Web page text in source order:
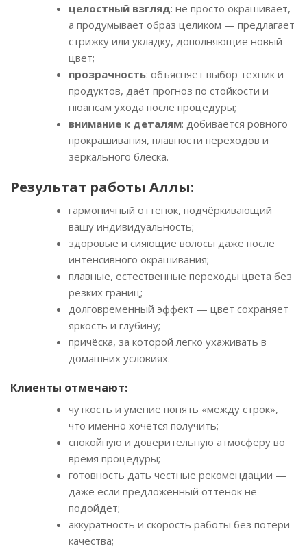
целостный взгляд: не просто окрашивает,
а продумывает образ целиком — предлагает
стрижку или укладку, дополняющие новый
цвет;
прозрачность: объясняет выбор техник и
продуктов, даёт прогноз по стойкости и
нюансам ухода после процедуры;
внимание к деталям: добивается ровного
прокрашивания, плавности переходов и
зеркального блеска.
Результат работы Аллы:
гармоничный оттенок, подчёркивающий
вашу индивидуальность;
здоровые и сияющие волосы даже после
интенсивного окрашивания;
плавные, естественные переходы цвета без
резких границ;
долговременный эффект — цвет сохраняет
яркость и глубину;
причёска, за которой легко ухаживать в
домашних условиях.
Клиенты отмечают:
чуткость и умение понять «между строк»,
что именно хочется получить;
спокойную и доверительную атмосферу во
время процедуры;
готовность дать честные рекомендации —
даже если предложенный оттенок не
подойдёт;
аккуратность и скорость работы без потери
качества;